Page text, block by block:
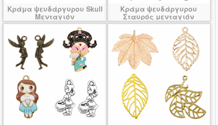
Κράμα ψευδάργυρου Skull
Μενταγιόν
Κράμα ψευδάργυρου
Σταυρός μενταγιόν